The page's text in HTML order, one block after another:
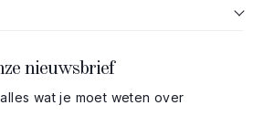
nieuwsbrief
wat je moet weten over